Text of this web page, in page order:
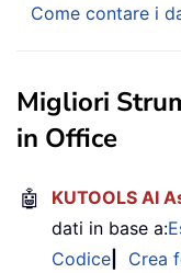
Come contare i
Migliori
in Office
🤖 KUTOOLS AI
dati in base a:
Codice
Crea